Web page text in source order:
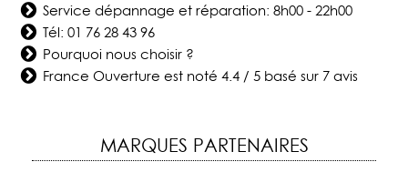
Service dépannage et réparation: 8h00 - 22h00
Tél:01 76 28 43 96
Pourquoi nous choisir ?
France Ouverture est noté4.4 /5 basé sur 7avis
MARQUES PARTENAIRES